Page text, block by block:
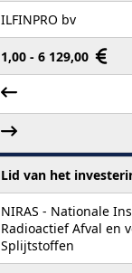
ILFINPRO bv
1,00 - 6 129,00
Lid van het
NIRAS - Nationale
Radioactief Afval en
Splijtstoffen